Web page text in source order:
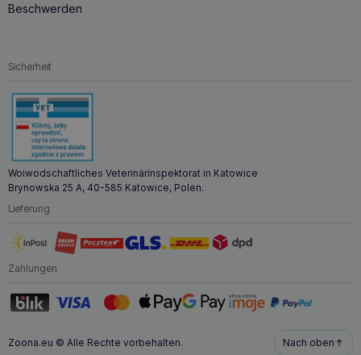
Beschwerden
Sicherheit
Woiwodschaftliches Veterinärinspektorat in Katowice
Brynowska 25 A, 40-585 Katowice, Polen.
Lieferung
Zahlungen
Zoona.eu © Alle Rechte vorbehalten. Nach oben